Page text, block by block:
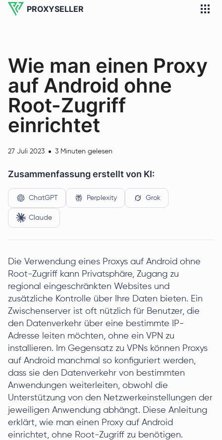
PROXYSELLER
Wie man einen Proxy
auf Android ohne
Root-Zugriff
einrichtet
27 Juli 2023 3 Minuten gelesen
Zusammenfassung erstellt von KI:
ChatGPT Perplexity Grok
Claude
Die Verwendung eines Proxys auf Android ohne
Root-Zugriff kann Privatsphäre, Zugang zu
regional eingeschränkten Websites und
zusätzliche Kontrolle über Ihre Daten bieten. Ein
Zwischenserver ist oft nützlich für Benutzer, die
den Datenverkehr über eine bestimmte IP-
Adresse leiten möchten, ohne ein VPN zu
installieren. Im Gegensatz zu VPNs können Proxys
auf Android manchmal so konfiguriert werden,
dass sie den Datenverkehr von bestimmten
Anwendungen weiterleiten, obwohl die
Unterstützung von den Netzwerkeinstellungen der
jeweiligen Anwendung abhängt. Diese Anleitung
erklärt, wie man einen Proxy auf Android
einrichtet, ohne Root-Zugriff zu benötigen.